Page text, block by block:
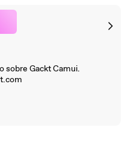
sobre Gackt Camui.